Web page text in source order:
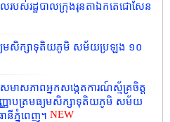
លរបស់រដ្ឋបាលក្រុងរុនតាឯកតេជោសែន
យមសិក្សាទុតិយភូមិ សម័យប្រឡង ១០
ាសភាពអ្នកសង្កេតការណ៍ស្ម័គ្រចិត្ត
ញាបត្រមធ្យមសិក្សាទុតិយភូមិ សម័យ
នីភ្នំពេញ។ NEW